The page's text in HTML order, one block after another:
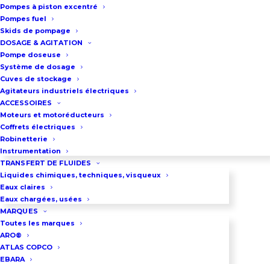
Pompes à piston excentré
Pompes fuel
Skids de pompage
DOSAGE & AGITATION
Pompe doseuse
Système de dosage
Cuves de stockage
Agitateurs industriels électriques
ACCESSOIRES
Moteurs et motoréducteurs
Coffrets électriques
Robinetterie
Instrumentation
TRANSFERT DE FLUIDES
Liquides chimiques, techniques, visqueux
Eaux claires
Eaux chargées, usées
MARQUES
Toutes les marques
ARO®
ATLAS COPCO
EBARA
Surpresseur d’eau GHV10/5SV04
Équipé de 1 pompe multicellulaire
verticale et d’un variateur de
vitesse électronique.
La pompe fonctionne à vitesse
variable pour optimiser la
rentabilité et la fiabilité du
système.
Fonctionnement entièrement
automatisé.
Installation et mise en service
simplifiées, sans nécessité de
Compatible avec les systèmes de